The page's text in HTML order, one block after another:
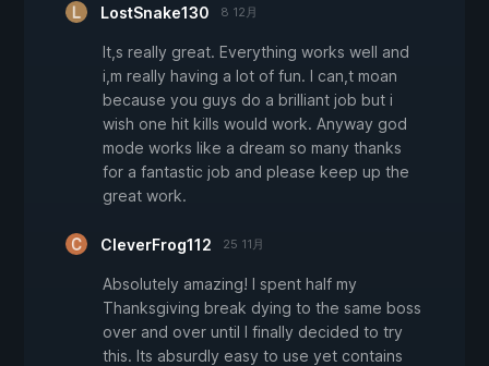
LostSnake130 8 12月
It,s really great. Everything works well and
i,m really having a lot of fun. I can,t moan
because you guys do a brilliant job but i
wish one hit kills would work. Anyway god
mode works like a dream so many thanks
for a fantastic job and please keep up the
great work.
CleverFrog112 25 11月
Absolutely amazing! I spent half my
Thanksgiving break dying to the same boss
over and over until I finally decided to try
this. Its absurdly easy to use yet contains